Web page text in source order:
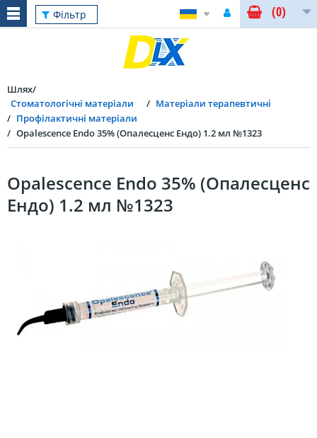
Фільтр (0)
Шлях
Стоматологічні матеріали
Матеріали терапевтичні
Профілактичні матеріали
Opalescence Endo 35% (Опалесценс Ендо) 1.2 мл №1323
Opalescence Endo 35% (Опалесценс
Ендо) 1.2 мл №1323